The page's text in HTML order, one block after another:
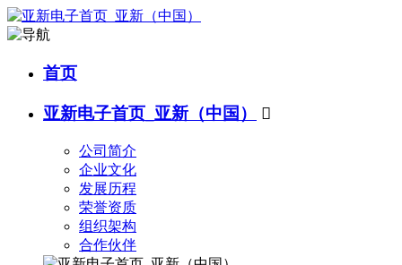
首页
亚新电子首页_亚新（中国） 
公司简介
企业文化
发展历程
荣誉资质
组织架构
合作伙伴